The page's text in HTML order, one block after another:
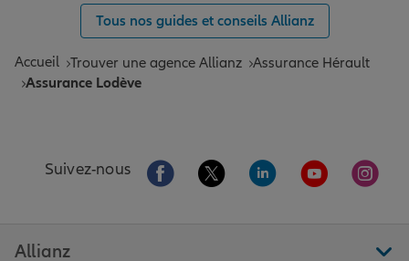
Tous nos guides et conseils Allianz
Accueil Trouver une agence Allianz Assurance Hérault
Assurance Lodève
Suivez-nous Aller sur la page Facebook de Allianz
Aller sur la page Twitter de
Aller sur la page
Aller sur la
Aller
Allianz